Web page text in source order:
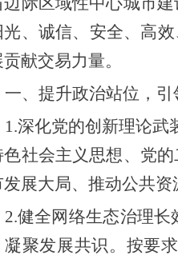
光、诚信、安全、高效
献交易力量。
一、 提升政治站位，
1.深化党的创新理论武
色社会主义思想 、党
发展大局、推动公共
2.健全网络生态治理长
凝聚发展共识。按要